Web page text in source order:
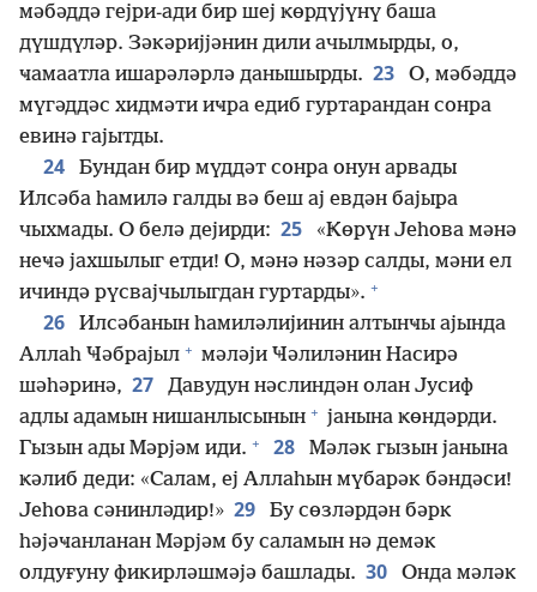
мәбәддә гејри-ади бир шеј ҝөрдүјүнү баша
дүшдүләр. Зәкәријјәнин дили ачылмырды, о,
ҹамаатла ишарәләрлә данышырды. 23
О, мәбәддә
мүгәддәс хидмәти иҹра едиб гуртарандан сонра
евинә гајытды.
24
Бундан бир мүддәт сонра онун арвады
Илсәба һамилә галды вә беш ај евдән бајыра
чыхмады. О белә дејирди: 25
«Ҝөрүн Јеһова мәнә
неҹә јахшылыг етди! О, мәнә нәзәр салды, мәни ел
ичиндә рүсвајчылыгдан гуртарды». +
26
Илсәбанын һамиләлијинин алтынҹы ајында
Аллаһ Ҹәбрајыл + мәләји Ҹәлиләнин Насирә
шәһәринә, 27
Давудун нәслиндән олан Јусиф
адлы адамын нишанлысынын + јанына ҝөндәрди.
Гызын ады Мәрјәм иди. + 28
Мәләк гызын јанына
ҝәлиб деди: «Салам, еј Аллаһын мүбарәк бәндәси!
Јеһова сәнинләдир!» 29
Бу сөзләрдән бәрк
һәјәҹанланан Мәрјәм бу саламын нә демәк
олдуғуну фикирләшмәјә башлады. 30
Онда мәләк